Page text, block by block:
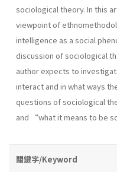
sociological theory. In this
viewpoint of
intelligence as a social
discussion of sociological
author expects to
interact and in what ways
questions of sociological
and “what it means to be
關鍵字/Keyword